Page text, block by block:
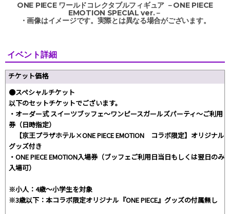
ONE PIECE ワールドコレクタブルフィギュア －ONE PIECE
EMOTION SPECIAL ver.－
・画像はイメージです。実際とは異なる場合がございます。
イベント詳細
チケット価格
●スペシャルチケット
以下のセットチケットでございます。
・オーダー式 スイーツブッフェ～ワンピースガールズパーティ～ご利用
券（日時指定）
【京王プラザホテル×ONE PIECE EMOTION コラボ限定】オリジナル
グッズ付き
・ONE PIECE EMOTION入場券（ブッフェご利用日当日もしくは翌日のみ
入場可）
※小人：4歳～小学生を対象
※3歳以下：本コラボ限定オリジナル『ONE PIECE』グッズの付属無し